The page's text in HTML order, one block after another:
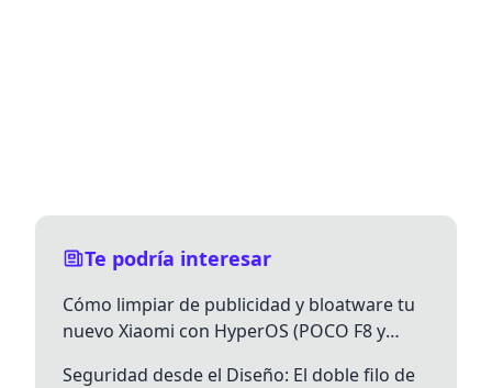
Te podría interesar
Cómo limpiar de publicidad y bloatware tu
nuevo Xiaomi con HyperOS (POCO F8 y
Seguridad desde el Diseño: El doble filo de